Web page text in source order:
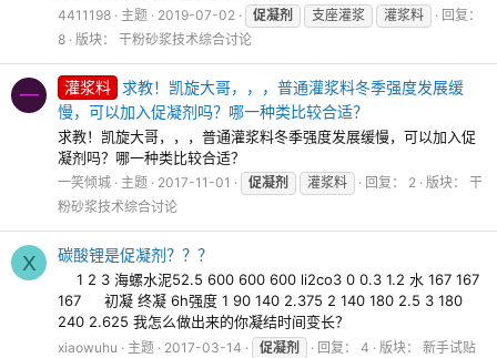
4411198 主题 2019-07-02 促凝剂 支座灌浆 灌浆料
回复：
8 版块： 干粉砂浆技术综合讨论
一 灌浆料
求教！凯旋大哥，，，普通灌浆料冬季强度发展缓
慢，可以加入促凝剂吗？哪一种类比较合适？
求教！凯旋大哥，，，普通灌浆料冬季强度发展缓慢，可以加入促
凝剂吗？哪一种类比较合适？
一笑倾城 主题 2017-11-01 促凝剂 灌浆料 回复： 2 版块： 干
粉砂浆技术综合讨论
X 碳酸锂是促凝剂？？？
1 2 3 海螺水泥52.5 600 600 600 li2co3 0 0.3 1.2 水 167 167
167 初凝 终凝 6h强度 1 90 140 2.375 2 140 180 2.5 3 180
240 2.625 我怎么做出来的你凝结时间变长？
xiaowuhu 主题 2017-03-14 促凝剂 回复： 4 版块： 新手试贴